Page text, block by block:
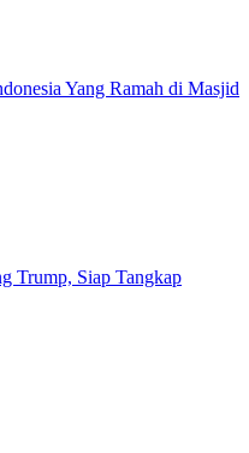
Yang Ramah di Masjid
Trump, Siap Tangkap